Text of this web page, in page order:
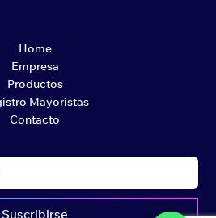
Home
Empresa
Productos
Mayoristas
Contacto
Suscribirse